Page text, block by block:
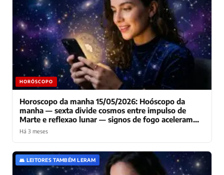
HORÓSCOPO
Horoscopo da manha 15/05/2026: Hoóscopo da
manha — sexta divide cosmos entre impulso de
Marte e reflexao lunar — signos de fogo aceleram
enquanto agua contempla decisoes cruciais
Há 3 meses
👥 LEITORES TAMBÉM LERAM